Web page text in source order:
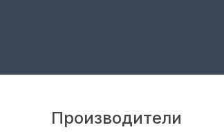
Производители